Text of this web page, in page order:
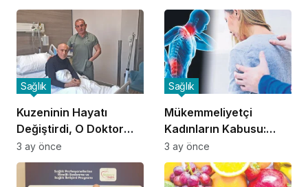
Kuzeninin Hayatı
Değiştirdi, O Doktor
Oldu!
Sağlık
3 ay önce
Mükemmeliyetçi
Kadınların Kabusu:
Fibromiyalji!
Sağlık
3 ay önce